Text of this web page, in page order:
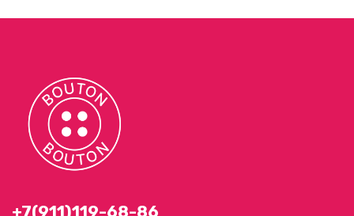
+7(911)119-68-86